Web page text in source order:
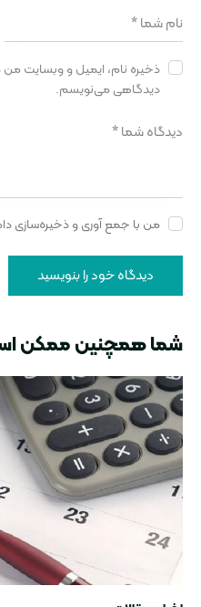
ذخیره نام، ایمیل و وبسایت من
دیدگاهی می‌نویسم.
من با جمع آوری و ذخیره‌سازی
شما همچنین ممکن